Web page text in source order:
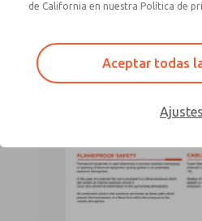
de California en nuestra Política de
Aceptar todas
Ajustes